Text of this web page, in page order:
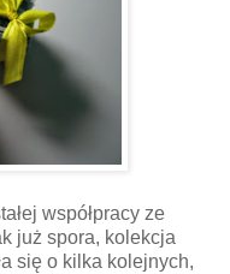
współpracy ze
już spora, kolekcja
się o kilka kolejnych,